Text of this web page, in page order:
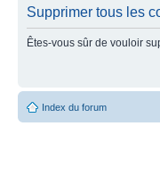
Supprimer tous les
Êtes-vous sûr de vouloir
Index du forum